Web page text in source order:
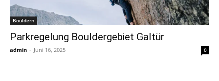
Bouldern
Parkregelung Bouldergebiet Galtür
admin - Juni 16, 2025 0